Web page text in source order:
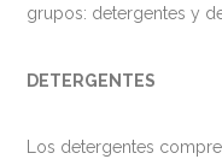
grupos: detergentes y
DETERGENTES
Los detergentes